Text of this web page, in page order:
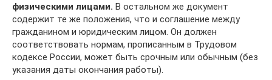
физическими лицами. В остальном же документ
содержит те же положения, что и соглашение между
гражданином и юридическим лицом. Он должен
соответствовать нормам, прописанным в Трудовом
кодексе России, может быть срочным или обычным (без
указания даты окончания работы).